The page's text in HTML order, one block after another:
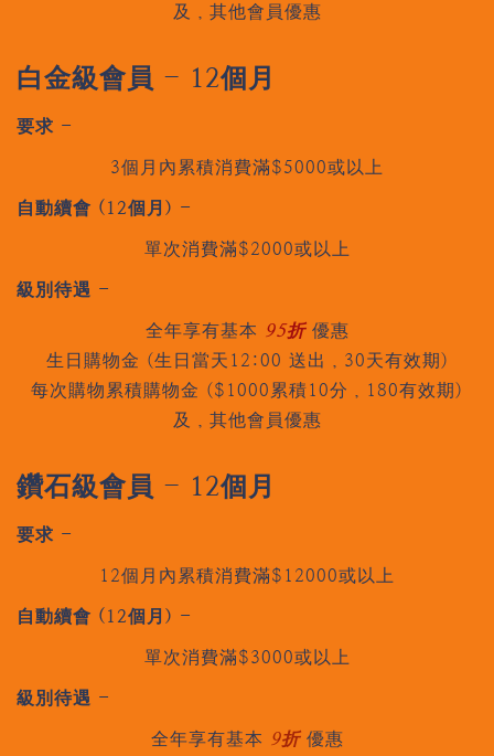
及，其他會員優惠
白金級會員 - 12個月
要求 -
3個月內累積消費滿$5000或以上
自動續會 (12個月) -
單次消費滿$2000或以上
級別待遇 -
全年享有基本 95折 優惠
生日購物金 (生日當天12:00 送出，30天有效期)
每次購物累積購物金 ($1000累積10分，180有效期)
及，其他會員優惠
鑽石級會員 - 12個月
要求 -
12個月內累積消費滿$12000或以上
自動續會 (12個月) -
單次消費滿$3000或以上
級別待遇 -
全年享有基本 9折 優惠